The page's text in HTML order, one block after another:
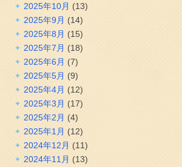
2025年10月 (13)
2025年9月 (14)
2025年8月 (15)
2025年7月 (18)
2025年6月 (7)
2025年5月 (9)
2025年4月 (12)
2025年3月 (17)
2025年2月 (4)
2025年1月 (12)
2024年12月 (11)
2024年11月 (13)